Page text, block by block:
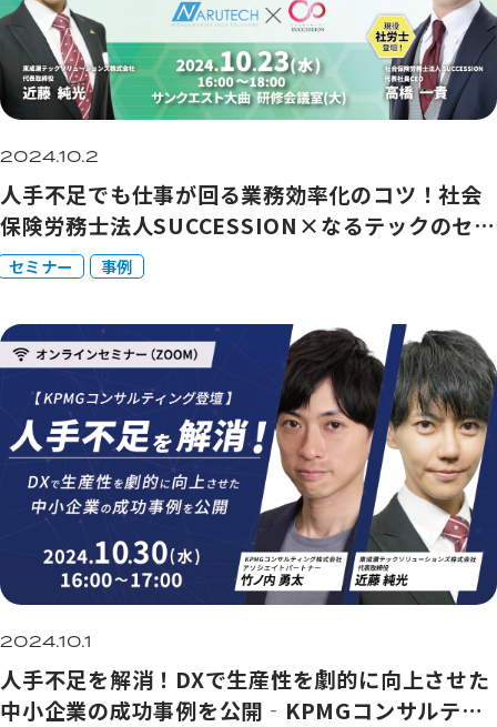
2024.10.2
人手不足でも仕事が回る業務効率化のコツ！社会
保険労務士法人SUCCESSION×なるテックのセミ
ナー開催
セミナー 事例
2024.10.1
人手不足を解消！DXで生産性を劇的に向上させた
中小企業の成功事例を公開‐KPMGコンサルティ